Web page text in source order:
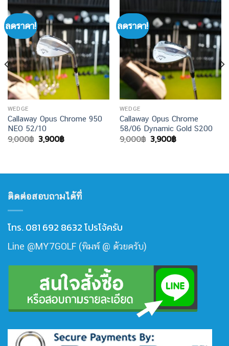
ลดราคา!
WEDGE
Callaway Opus Chrome 950
NEO 52/10
9,000฿ Original
price
3,900฿Current
ลดราคา!
WEDGE
Callaway Opus Chrome
58/06 Dynamic Gold S200
9,000฿ Original
price
3,900฿Current
ติดต่อสอบถามได้ที่
โทร. 081 692 8632 โปรโจ้ครับ
Line @MY7GOLF (พิมพ์ @ ด้วยครับ)